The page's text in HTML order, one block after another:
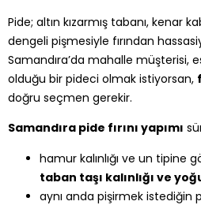
Pide; altın kızarmış tabanı, kenar
dengeli pişmesiyle fırından
Samandıra’da mahalle müşterisi,
olduğu bir pideci olmak istiyorsan,
doğru seçmen gerekir.
Samandıra pide fırını yapımı
hamur kalınlığı ve un tipine
taban taşı kalınlığı ve
aynı anda pişirmek istediğin